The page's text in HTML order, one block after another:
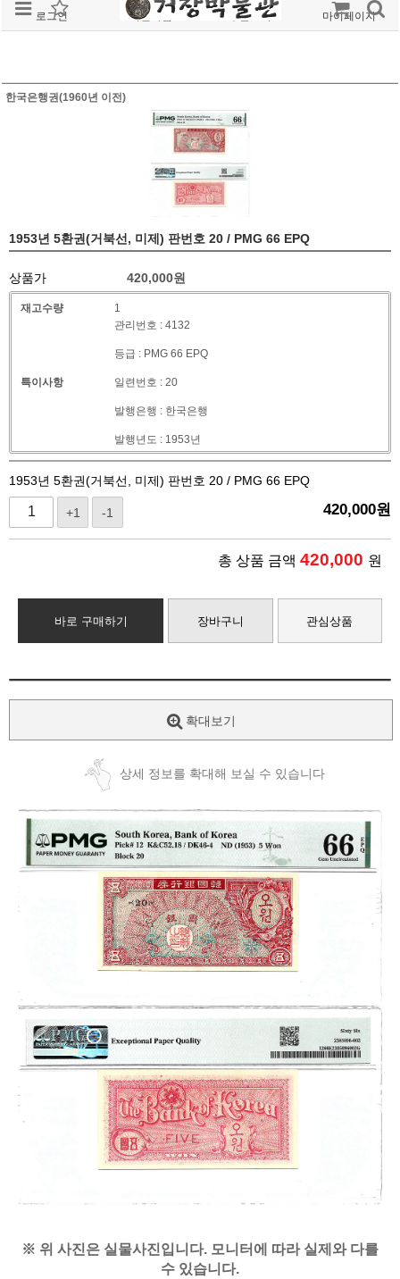
로그인 회원가입 주문조회 마이페이지
한국은행권(1960년 이전)
1953년 5환권(거북선, 미제) 판번호 20 / PMG 66 EPQ
상품가 420,000원
재고수량 1
특이사항
관리번호 : 4132
등급 : PMG 66 EPQ
일련번호 : 20
발행은행 : 한국은행
발행년도 : 1953년
1953년 5환권(거북선, 미제) 판번호 20 / PMG 66 EPQ
+1 -1 420,000원
총 상품 금액 420,000 원
바로 구매하기 장바구니 관심상품
확대보기
상세 정보를 확대해 보실 수 있습니다
※ 위 사진은 실물사진입니다. 모니터에 따라 실제와 다를
수 있습니다.